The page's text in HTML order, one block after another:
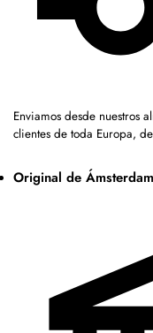
Enviamos desde nuestros
clientes de toda Europa,
Original de Ámsterdam